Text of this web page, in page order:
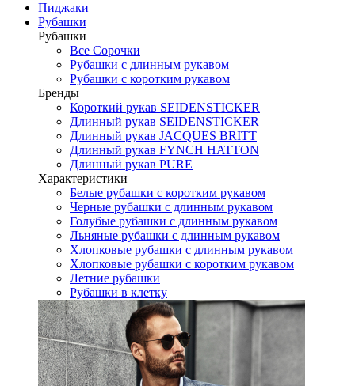
Пиджаки
Рубашки
Рубашки
Все Сорочки
Рубашки с длинным рукавом
Рубашки с коротким рукавом
Бренды
Короткий рукав SEIDENSTICKER
Длинный рукав SEIDENSTICKER
Длинный рукав JAСQUES BRITT
Длинный рукав FYNCH HATTON
Длинный рукав PURE
Характеристики
Белые рубашки с коротким рукавом
Черные рубашки с длинным рукавом
Голубые рубашки с длинным рукавом
Льняные рубашки с длинным рукавом
Хлопковые рубашки с длинным рукавом
Хлопковые рубашки с коротким рукавом
Летние рубашки
Рубашки в клетку